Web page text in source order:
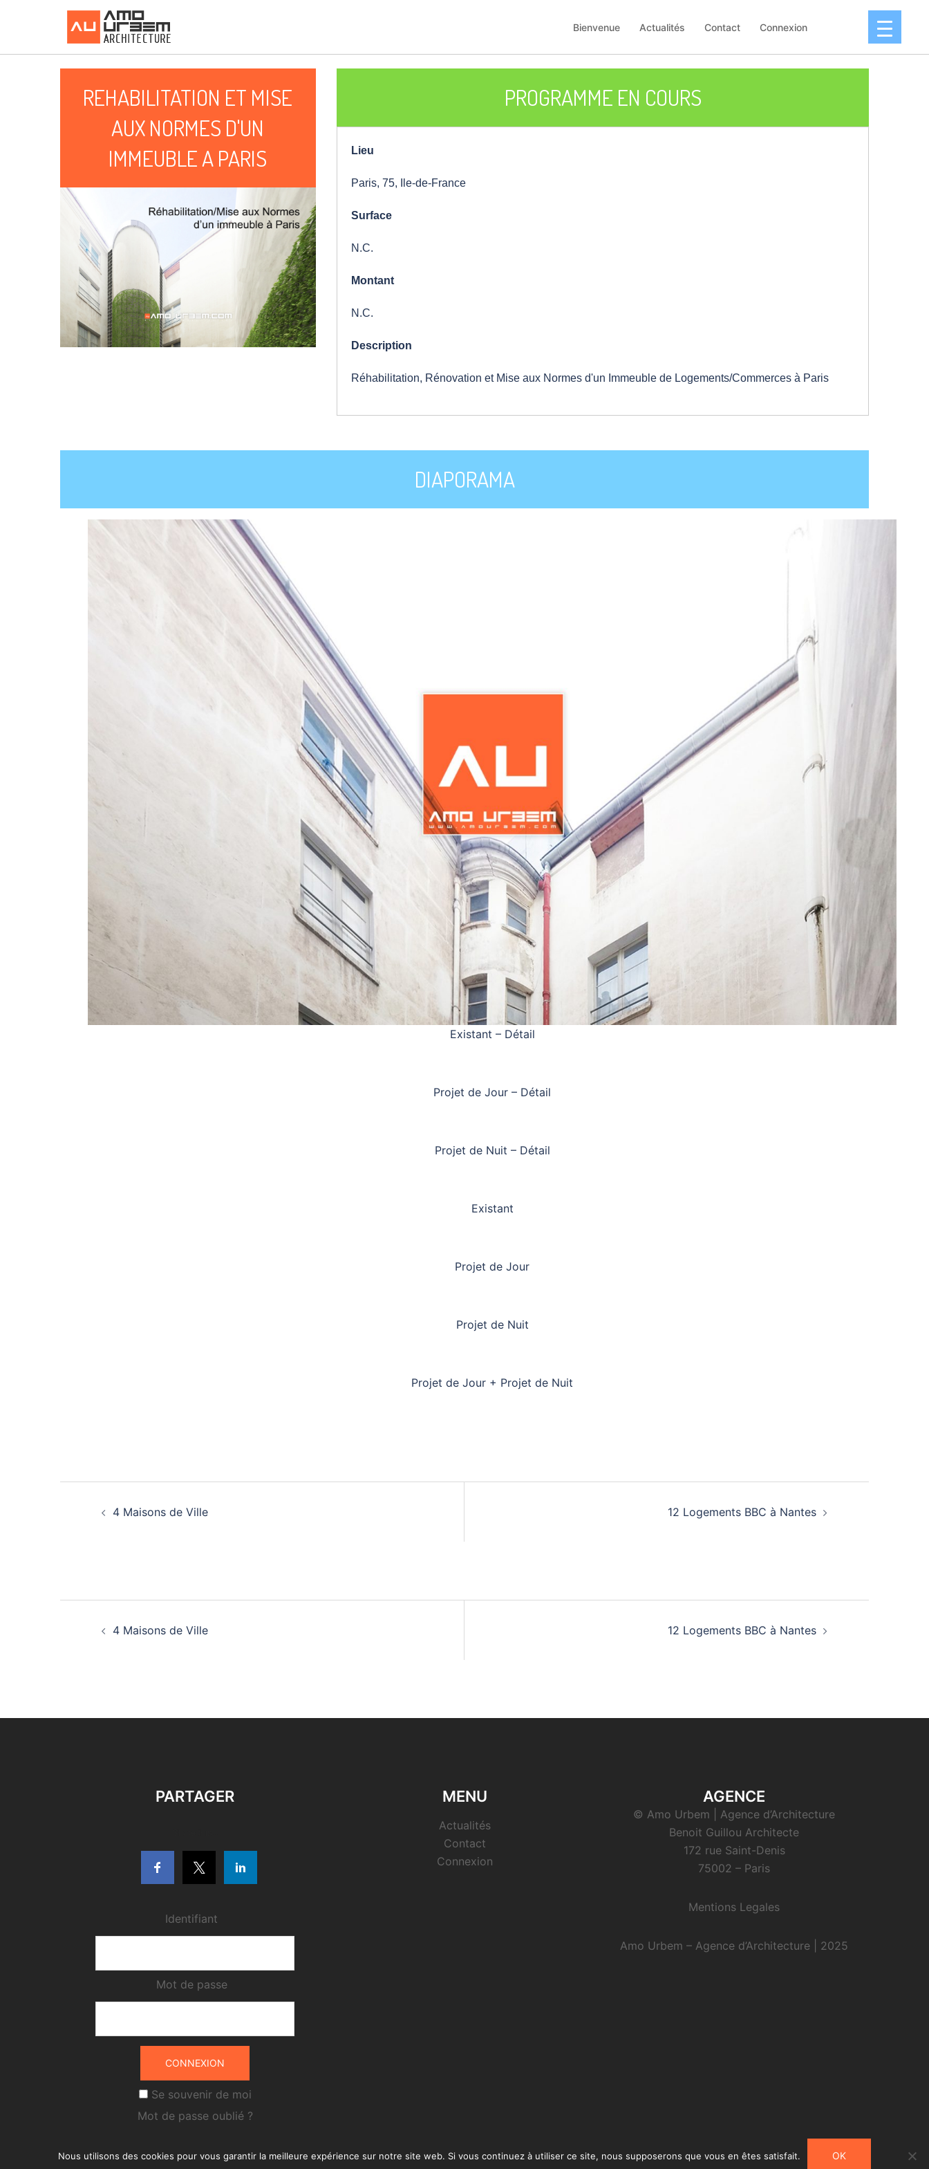
Bienvenue Actualités Contact Connexion
REHABILITATION ET MISE
AUX NORMES D'UN
IMMEUBLE A PARIS
PROGRAMME EN COURS
Lieu
Paris, 75, Ile-de-France
Surface
N.C.
Montant
N.C.
Description
Réhabilitation, Rénovation et Mise aux Normes d'un Immeuble de Logements/Commerces à Paris
DIAPORAMA
Existant – Détail
Projet de Jour – Détail
Projet de Nuit – Détail
Existant
Projet de Jour
Projet de Nuit
Projet de Jour + Projet de Nuit
Navigation
4 Maisons de Ville 12 Logements BBC à Nantes
Navigation
4 Maisons de Ville 12 Logements BBC à Nantes
PARTAGER
Identifiant
Mot de passe
Se souvenir de moi
Mot de passe oublié ?
MENU
Actualités
Contact
Connexion
AGENCE
© Amo Urbem | Agence d’Architecture
Benoit Guillou Architecte
172 rue Saint-Denis
75002 – Paris
Mentions Legales
Amo Urbem – Agence d’Architecture | 2025
Nous utilisons des cookies pour vous garantir la meilleure expérience sur notre site web. Si vous continuez à utiliser ce site, nous supposerons que vous en êtes satisfait. OK